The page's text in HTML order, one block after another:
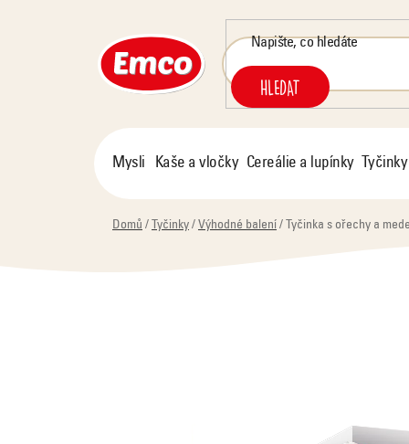
HLEDAT
Mysli Kaše a vločky Cereálie a lupínky Tyčinky
Domů / Tyčinky / Výhodné balení / Tyčinka s ořechy a